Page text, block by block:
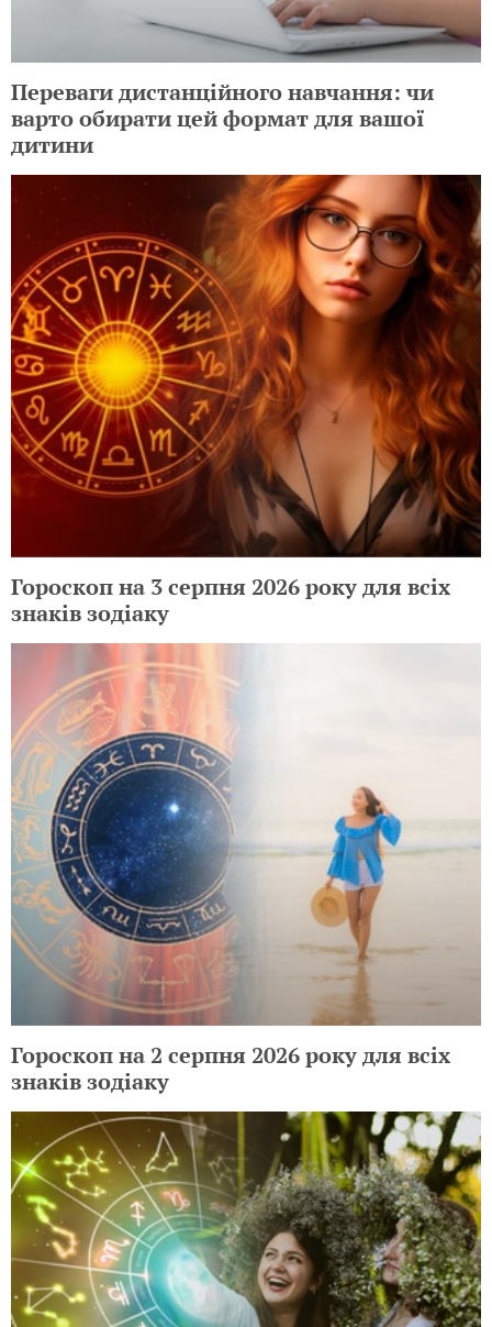
Переваги дистанційного навчання: чи
варто обирати цей формат для вашої
дитини
Гороскоп на 3 серпня 2026 року для всіх
знаків зодіаку
Гороскоп на 2 серпня 2026 року для всіх
знаків зодіаку